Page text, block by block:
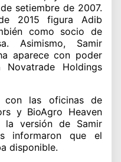
setiembre de 2007.
2015 figura Adib
como socio de
Asimismo, Samir
aparece con poder
Holdings
con las oficinas de
y BioAgro Heaven
la versión de Samir
informaron que el
disponible.